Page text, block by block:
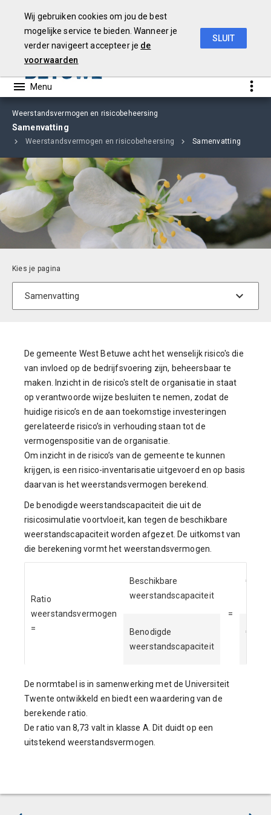
Weerstandsvermogen en risicobeheersing
Samenvatting
Weerstandsvermogen en risicobeheersing Samenvatting
De gemeente West Betuwe acht het wenselijk risico's die
van invloed op de bedrijfsvoering zijn, beheersbaar te
maken. Inzicht in de risico's stelt de organisatie in staat
op verantwoorde wijze besluiten te nemen, zodat de
huidige risico’s en de aan toekomstige investeringen
gerelateerde risico’s in verhouding staan tot de
vermogenspositie van de organisatie.
Om inzicht in de risico’s van de gemeente te kunnen
krijgen, is een risico-inventarisatie uitgevoerd en op basis
daarvan is het weerstandsvermogen berekend.
De benodigde weerstandscapaciteit die uit de
risicosimulatie voortvloeit, kan tegen de beschikbare
weerstandscapaciteit worden afgezet. De uitkomst van
die berekening vormt het weerstandsvermogen.
Ratio
weerstandsvermogen
=
Beschikbare
weerstandscapaciteit
=
€
Benodigde
weerstandscapaciteit
€
De normtabel is in samenwerking met de Universiteit
Twente ontwikkeld en biedt een waardering van de
berekende ratio.
De ratio van 8,73 valt in klasse A. Dit duidt op een
uitstekend weerstandsvermogen.
Wij gebruiken cookies om jou de best
mogelijke service te bieden. Wanneer je
verder navigeert accepteer je de
voorwaarden
SLUIT